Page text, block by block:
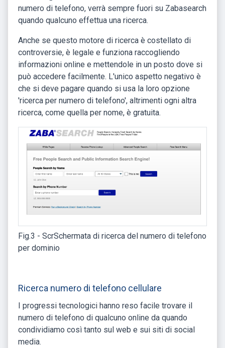
numero di telefono, verrà sempre fuori su Zabasearch
quando qualcuno effettua una ricerca.
Anche se questo motore di ricerca è costellato di
controversie, è legale e funziona raccogliendo
informazioni online e mettendole in un posto dove si
può accedere facilmente. L'unico aspetto negativo è
che si deve pagare quando si usa la loro opzione
'ricerca per numero di telefono', altrimenti ogni altra
ricerca, come quella per nome, è gratuita.
Fig.3 - ScrSchermata di ricerca del numero di telefono
per dominio
Ricerca numero di telefono cellulare
I progressi tecnologici hanno reso facile trovare il
numero di telefono di qualcuno online da quando
condividiamo così tanto sul web e sui siti di social
media.